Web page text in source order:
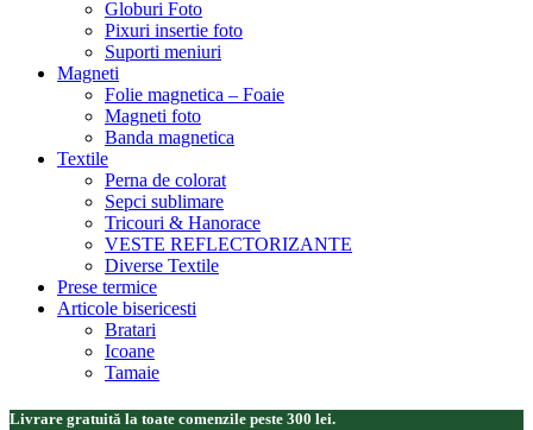
Globuri Foto
Pixuri insertie foto
Suporti meniuri
Magneti
Folie magnetica – Foaie
Magneti foto
Banda magnetica
Textile
Perna de colorat
Sepci sublimare
Tricouri & Hanorace
VESTE REFLECTORIZANTE
Diverse Textile
Prese termice
Articole bisericesti
Bratari
Icoane
Tamaie
Livrare gratuită la toate comenzile peste 300 lei.